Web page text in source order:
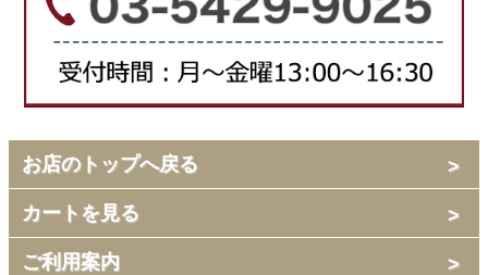
お店のトップへ戻る
カートを見る
ご利用案内